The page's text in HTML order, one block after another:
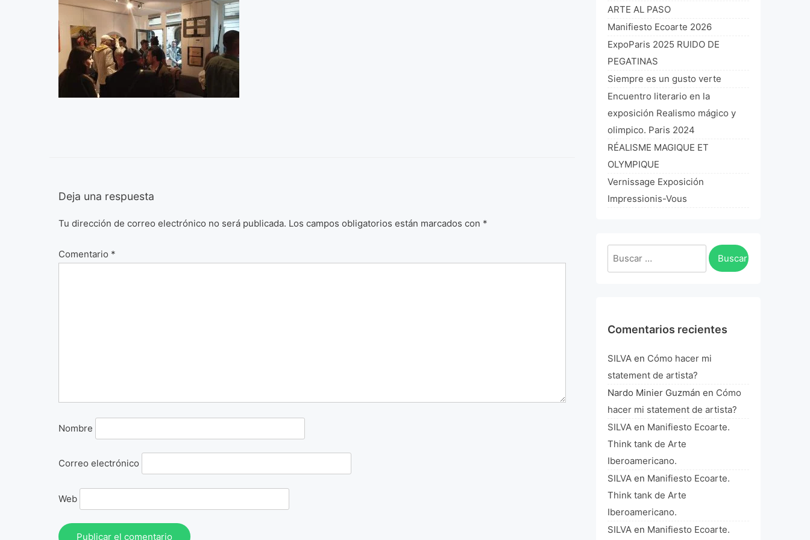
Deja una respuesta
Tu dirección de correo electrónico no será publicada. Los campos obligatorios están marcados con *
Comentario *
Nombre
Correo electrónico
Web
ARTE AL PASO
Manifiesto Ecoarte 2026
ExpoParis 2025 RUIDO DE
PEGATINAS
Siempre es un gusto verte
Encuentro literario en la
exposición Realismo mágico y
olimpico. Paris 2024
RÉALISME MAGIQUE ET
OLYMPIQUE
Vernissage Exposición
Impressionis-Vous
Buscar:
Comentarios recientes
SILVA en Cómo hacer mi
statement de artista?
Nardo Minier Guzmán en Cómo
hacer mi statement de artista?
SILVA en Manifiesto Ecoarte.
Think tank de Arte
Iberoamericano.
SILVA en Manifiesto Ecoarte.
Think tank de Arte
Iberoamericano.
SILVA en Manifiesto Ecoarte.